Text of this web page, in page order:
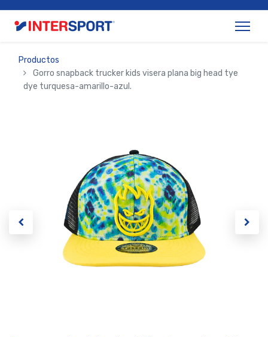
Productos
Gorro snapback trucker kids visera plana big head tye
dye turquesa-amarillo-azul.